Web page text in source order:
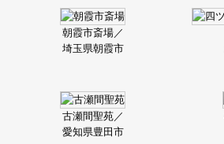
朝霞市斎場／
埼玉県朝霞市
古瀬間聖苑／
愛知県豊田市